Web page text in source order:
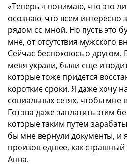
«Теперь я понимаю, что это
осознаю, что всем интересно
рядом со мной. Но пусть это
мне, от отсутствия мужского
Сейчас беспокоюсь о другом.
меня украли, были еще и
которые тоже придется
короткие сроки. Я даже хочу
социальных сетях, чтобы мне
Готова даже заплатить этим
которые таким путем
бы мне вернули документы, и
произошедшее, как страшный
Анна.